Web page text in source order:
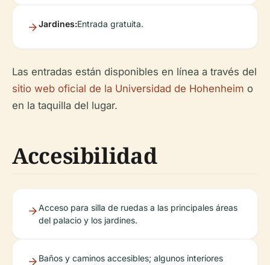
Jardines:Entrada gratuita.
Las entradas están disponibles en línea a través del
sitio web oficial de la Universidad de Hohenheim o
en la taquilla del lugar.
Accesibilidad
Acceso para silla de ruedas a las principales áreas
del palacio y los jardines.
Baños y caminos accesibles; algunos interiores